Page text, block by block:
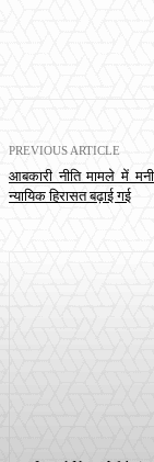
PREVIOUS ARTICLE
आबकारी नीति मामले में
न्यायिक हिरासत बढ़ाई गई